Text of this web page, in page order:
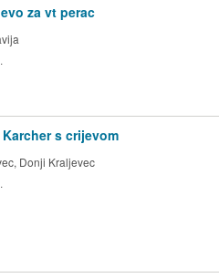
za vt perac
s crijevom
Donji Kraljevec